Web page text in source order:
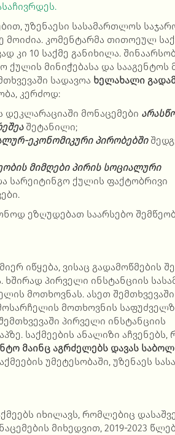
უზენაესი სასამართლოს
მოიძია. კომენტარმა თითოეულ
კი 10 საქმე განიხილა.
ქულის მინიჭებასა და სააგენტოს
სადავოა ხელახალი
კერძოდ:
დეკლარაციაში მონაცემები
შეტანილი;
ეკონომიკური პირობებში
მიმღები პირის სოციალური
სარეიტინგო ქულის ფაქტობრივი
ეზღუდებათ საარსებო
იწყება, ვისაც გადამოწმების
ხშირად პირველი ინსტანციის
მოთხოვნას. ასეთ შემთხვევაში
მოთხოვნის
პირველი ინსტანციის
საქმეების ანალიზი აჩვენებს,
მაინც აგრძელებს დავას
უმეტესობაში, უზენაეს
იხილავს, რომლებიც
მიხედვით, 2019-2023